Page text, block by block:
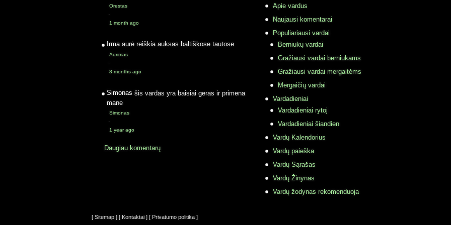
Orestas
·
1 month ago
Irma aurė reiškia auksas baltiškose tautose
Aurimas
·
8 months ago
Simonas šis vardas yra baisiai geras ir primena
mane
Simonas
·
1 year ago
Daugiau komentarų
Apie vardus
Naujausi komentarai
Populiariausi vardai
Berniukų vardai
Gražiausi vardai berniukams
Gražiausi vardai mergaitėms
Mergaičių vardai
Vardadieniai
Vardadieniai rytoj
Vardadieniai šiandien
Vardų Kalendorius
Vardų paieška
Vardų Sąrašas
Vardų Žinynas
Vardų žodynas rekomenduoja
[ Sitemap ] [ Kontaktai ] [ Privatumo politika ]